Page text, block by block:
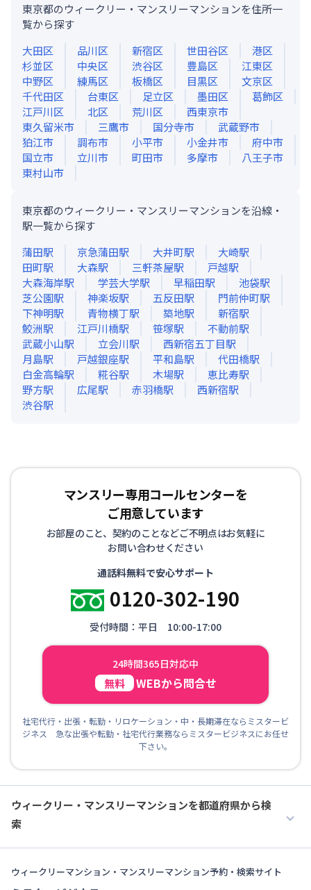
東京都のウィークリー・マンスリーマンションを住所一
覧から探す
大田区
品川区 新宿区 世田谷区
港区
杉並区
中央区 渋谷区 豊島区
江東区
中野区
練馬区 板橋区 目黒区
文京区
千代田区
台東区 足立区 墨田区
葛飾区
江戸川区
北区 荒川区
西東京市
東久留米市
三鷹市 国分寺市
武蔵野市
狛江市
調布市 小平市 小金井市
府中市
国立市
立川市 町田市 多摩市
八王子市
東村山市
東京都のウィークリー・マンスリーマンションを沿線・
駅一覧から探す
蒲田駅 京急蒲田駅 大井町駅 大崎駅
田町駅 大森駅 三軒茶屋駅 戸越駅
大森海岸駅 学芸大学駅 早稲田駅 池袋駅
芝公園駅 神楽坂駅 五反田駅 門前仲町駅
下神明駅 青物横丁駅 築地駅 新宿駅
鮫洲駅 江戸川橋駅 笹塚駅 不動前駅
武蔵小山駅 立会川駅 西新宿五丁目駅
月島駅 戸越銀座駅 平和島駅 代田橋駅
白金高輪駅 糀谷駅 木場駅 恵比寿駅
野方駅 広尾駅 赤羽橋駅 西新宿駅
渋谷駅
マンスリー専用コールセンターを
ご用意しています
お部屋のこと、契約のことなどご不明点はお気軽に
お問い合わせください
通話料無料で安心サポート
0120-302-190
受付時間：平日 10:00-17:00
24時間365日対応中
無料 WEBから問合せ
社宅代行・出張・転勤・リロケーション・中・長期滞在ならミスタービ
ジネス 急な出張や転勤・社宅代行業務ならミスタービジネスにお任せ
下さい。
ウィークリー・マンスリーマンションを都道府県から検
索
ウィークリーマンション・マンスリーマンション予約・検索サイト